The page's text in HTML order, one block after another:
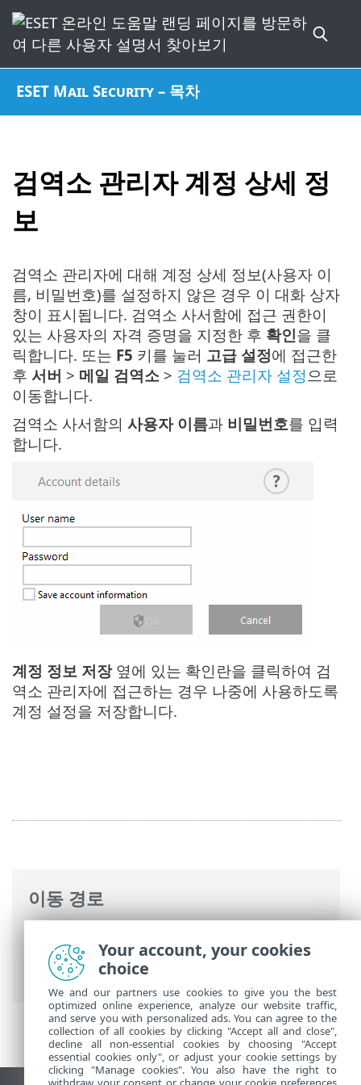
ESET Mail Security – 목차
검역소 관리자 계정 상세 정
보
이동 경로
고급 설정
>서버>메일 검역소 유형> 검역
소 관리자 계정 상세 정보
검역소 관리자에 대해 계정 상세 정보(사용자 이
름, 비밀번호)를 설정하지 않은 경우 이 대화 상자
창이 표시됩니다. 검역소 사서함에 접근 권한이
있는 사용자의 자격 증명을 지정한 후 확인을 클
릭합니다. 또는 F5 키를 눌러 고급 설정에 접근한
후 서버 > 메일 검역소 > 검역소 관리자 설정으로
이동합니다.
검역소 사서함의 사용자 이름과 비밀번호를 입력
합니다.
계정 정보 저장옆에 있는 확인란을 클릭하여 검
역소 관리자에 접근하는 경우 나중에 사용하도록
계정 설정을 저장합니다.
Your account, your cookies
choice
We and our partners use cookies to give you the best
optimized online experience, analyze our website traffic,
and serve you with personalized ads. You can agree to the
collection of all cookies by clicking "Accept all and close",
decline all non-essential cookies by choosing "Accept
essential cookies only", or adjust your cookie settings by
clicking "Manage cookies". You also have the right to